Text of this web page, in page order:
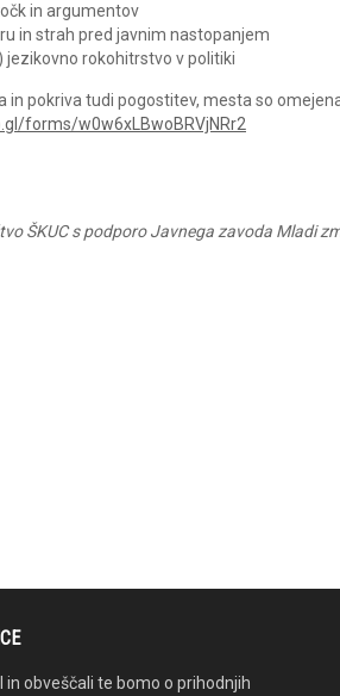
in argumentov
in strah pred javnim nastopanjem
jezikovno rokohitrstvo v politiki
in pokriva tudi pogostitev, mesta so
forms/w0w6xLBwoBRVjNRr2
ŠKUC s podporo Javnega zavoda Mladi
obveščali te bomo o prihodnjih